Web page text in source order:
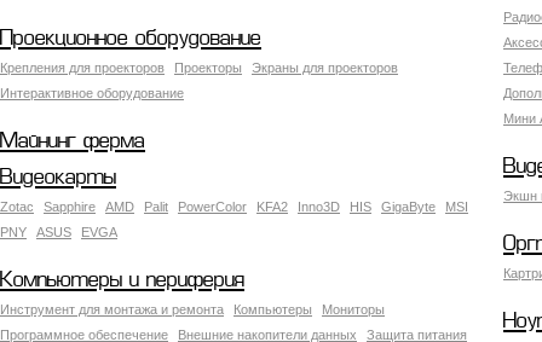
Мини
Проекционное оборудование
Крепления для проекторов Проекторы
Экраны для проекторов
Интерактивное оборудование
Майнинг ферма
Экшн
Видеокарты
Zotac Sapphire AMD Palit PowerColor KFA2 Inno3D HIS GigaByte
MSI
PNY
ASUS EVGA
Компьютеры и периферия
Инструмент для монтажа и ремонта Компьютеры
Мониторы
Программное обеспечение
Внешние накопители данных Защита питания